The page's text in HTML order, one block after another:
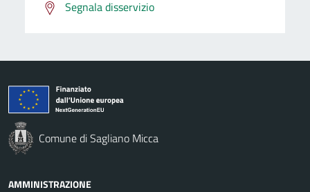
Segnala disservizio
Comune di Sagliano Micca
AMMINISTRAZIONE